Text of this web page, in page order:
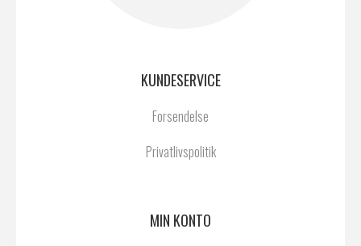
KUNDESERVICE
Forsendelse
Privatlivspolitik
MIN KONTO